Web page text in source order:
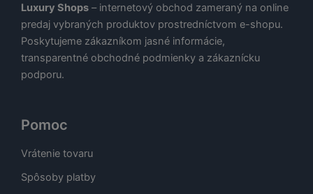
Luxury Shops – internetový obchod zameraný na online
predaj vybraných produktov prostredníctvom e-shopu.
Poskytujeme zákazníkom jasné informácie,
transparentné obchodné podmienky a zákaznícku
podporu.
Pomoc
Vrátenie tovaru
Spôsoby platby